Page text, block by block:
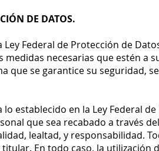
DE DATOS.
Federal de Protección de
medidas necesarias que estén a
que se garantice su seguridad,
establecido en la Ley Federal
que sea recabado a través
lealtad, y responsabilidad.
En todo caso, la utilización